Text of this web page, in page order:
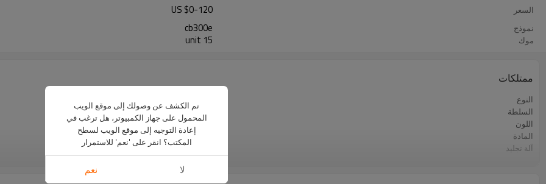
السعر US $0-120
نموذج cb300e
موك 15 unit
ممتلكات
النوع آلة تغليف بمشط
السلطة كهرباء
اللون الفضة
المادة الألومنيوم
آلة تجليد الربط آلة كهربائية
البلاستيك آلة تجليد combرؤية المزيد
تم الكشف عن وصولك إلى موقع الويب
المحمول على جهاز الكمبيوتر، هل ترغب في
إعادة التوجيه إلى موقع الويب لسطح
المكتب؟ انقر على 'نعم' للاستمرار
لا نعم